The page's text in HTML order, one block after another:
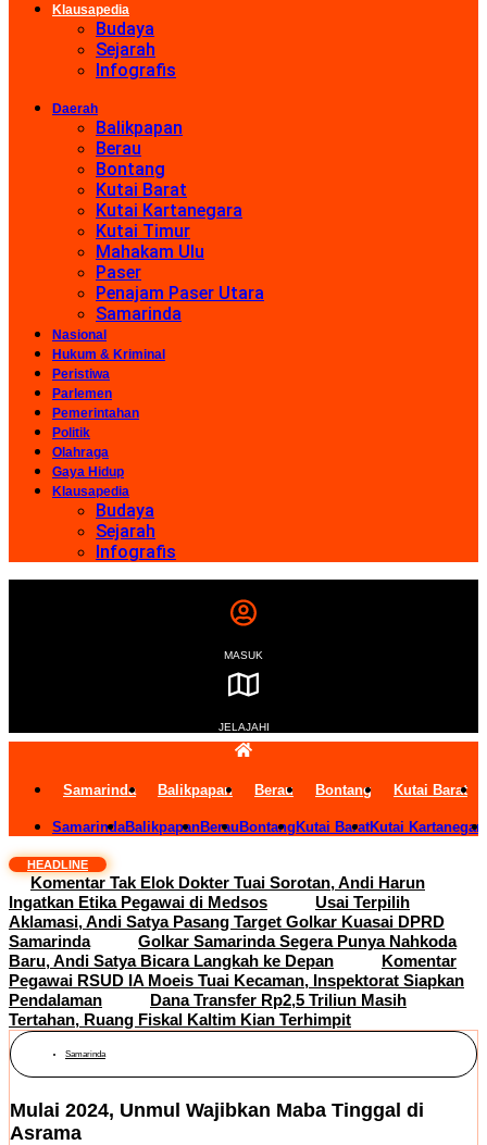
Klausapedia
Budaya
Sejarah
Infografis
Daerah
Balikpapan
Berau
Bontang
Kutai Barat
Kutai Kartanegara
Kutai Timur
Mahakam Ulu
Paser
Penajam Paser Utara
Samarinda
Nasional
Hukum & Kriminal
Peristiwa
Parlemen
Pemerintahan
Politik
Olahraga
Gaya Hidup
Klausapedia
Budaya
Sejarah
Infografis
MASUK
JELAJAHI
Samarinda Balikpapan Berau Bontang Kutai Barat
SamarindaBalikpapanBerau Bontang Kutai BaratKutai
HEADLINE
Komentar Tak Elok Dokter Tuai Sorotan, Andi Harun
Ingatkan Etika Pegawai di Medsos
Usai Terpilih
Aklamasi, Andi Satya Pasang Target Golkar Kuasai DPRD
Samarinda
Golkar Samarinda Segera Punya Nahkoda
Baru, Andi Satya Bicara Langkah ke Depan
Komentar
Pegawai RSUD IA Moeis Tuai Kecaman, Inspektorat Siapkan
Pendalaman
Dana Transfer Rp2,5 Triliun Masih
Tertahan, Ruang Fiskal Kaltim Kian Terhimpit
Samarinda
Mulai 2024, Unmul Wajibkan Maba Tinggal di
Asrama